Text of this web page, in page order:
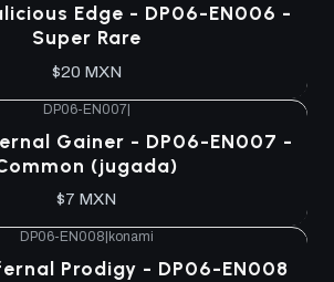
Edge - DP06-EN006 -
Super Rare
$20 MXN
DP06-EN007|
Gainer - DP06-EN007 -
(jugada)
$7 MXN
DP06-EN008 konami
Prodigy - DP06-EN008